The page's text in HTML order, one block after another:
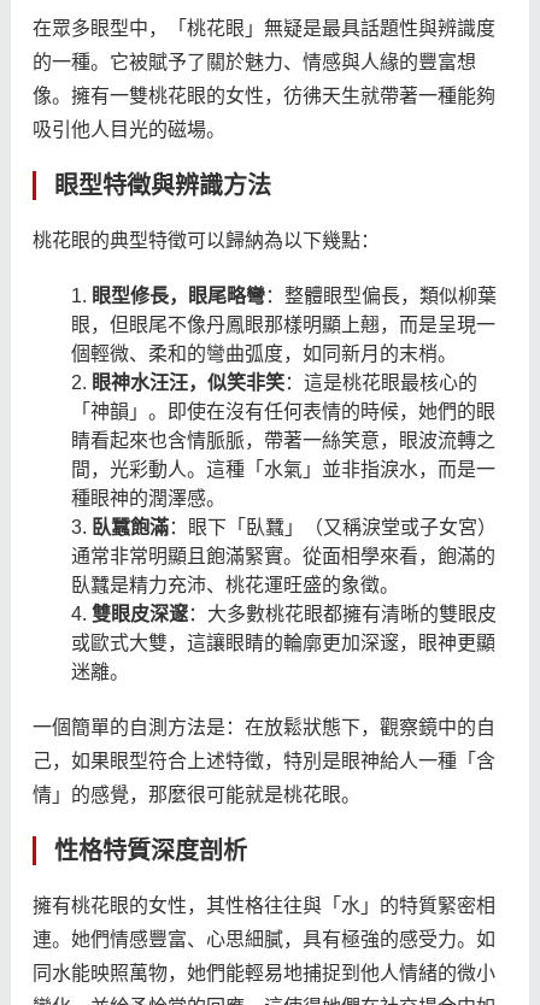
在眾多眼型中，「桃花眼」無疑是最具話題性與辨識度
的一種。它被賦予了關於魅力、情感與人緣的豐富想
像。擁有一雙桃花眼的女性，彷彿天生就帶著一種能夠
吸引他人目光的磁場。
眼型特徵與辨識方法
桃花眼的典型特徵可以歸納為以下幾點：
眼型修長，眼尾略彎：整體眼型偏長，類似柳葉
眼，但眼尾不像丹鳳眼那樣明顯上翹，而是呈現一
個輕微、柔和的彎曲弧度，如同新月的末梢。
眼神水汪汪，似笑非笑：這是桃花眼最核心的
「神韻」。即使在沒有任何表情的時候，她們的眼
睛看起來也含情脈脈，帶著一絲笑意，眼波流轉之
間，光彩動人。這種「水氣」並非指淚水，而是一
種眼神的潤澤感。
臥蠶飽滿：眼下「臥蠶」（又稱淚堂或子女宮）
通常非常明顯且飽滿緊實。從面相學來看，飽滿的
臥蠶是精力充沛、桃花運旺盛的象徵。
雙眼皮深邃：大多數桃花眼都擁有清晰的雙眼皮
或歐式大雙，這讓眼睛的輪廓更加深邃，眼神更顯
迷離。
一個簡單的自測方法是：在放鬆狀態下，觀察鏡中的自
己，如果眼型符合上述特徵，特別是眼神給人一種「含
情」的感覺，那麼很可能就是桃花眼。
性格特質深度剖析
擁有桃花眼的女性，其性格往往與「水」的特質緊密相
連。她們情感豐富、心思細膩，具有極強的感受力。如
同水能映照萬物，她們能輕易地捕捉到他人情緒的微小